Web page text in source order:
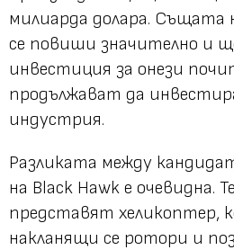
милиарда долара.
се повиши значително и
инвестиция за онези
продължават да
индустрия.
Разликата между
на Black Hawk е очевидна.
представят хеликоптер,
накланящи се ротори и